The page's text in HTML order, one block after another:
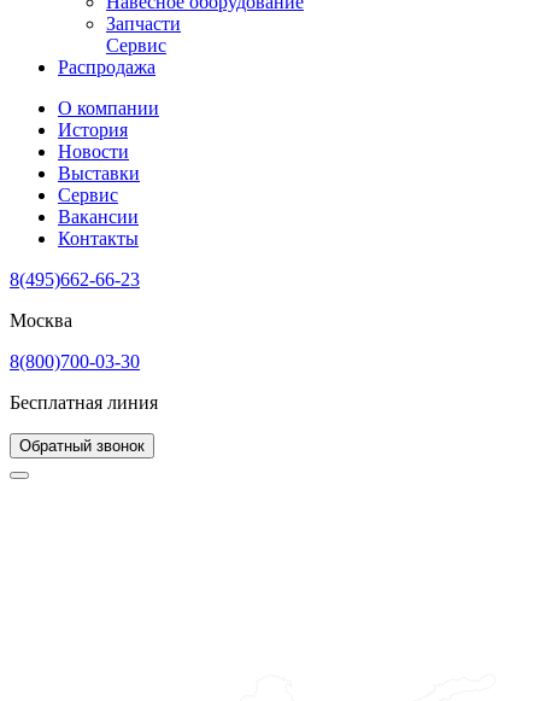
Запчасти
Сервис
Распродажа
О компании
История
Новости
Выставки
Сервис
Вакансии
Контакты
8(495)662-66-23
Москва
8(800)700-03-30
Бесплатная линия
Обратный звонок